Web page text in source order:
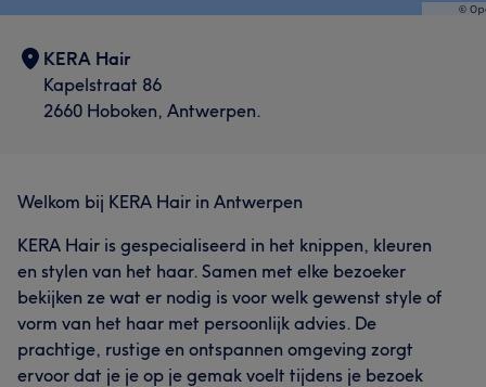
KERA Hair
Kapelstraat 86
2660 Hoboken, Antwerpen.
Welkom bij KERA Hair in Antwerpen
KERA Hair is gespecialiseerd in het knippen, kleuren
en stylen van het haar. Samen met elke bezoeker
bekijken ze wat er nodig is voor welk gewenst style of
vorm van het haar met persoonlijk advies. De
prachtige, rustige en ontspannen omgeving zorgt
ervoor dat je je op je gemak voelt tijdens je bezoek